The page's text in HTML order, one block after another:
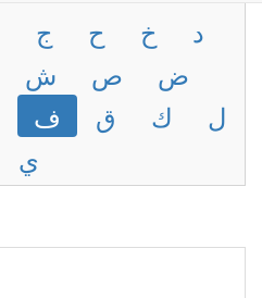
ج ح خ
د
ش ص
ض
ف ق ك
ل
ي